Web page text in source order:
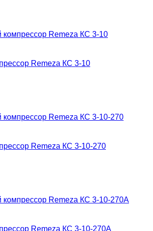
Remeza КС 3-10
Remeza КС 3-10-270
Remeza КС 3-10-270А